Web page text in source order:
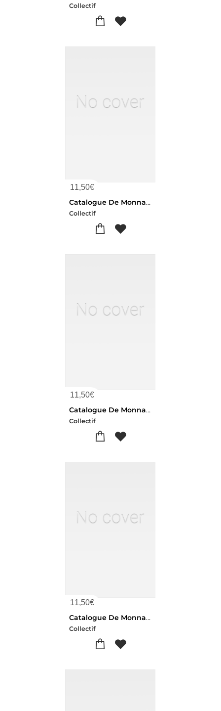
Collectif
11,50€
Catalogue De Monnaies Obsidionales Et De Necessite, Medailles Artistiques Et Historiques
Collectif
11,50€
Catalogue De Monnaies, Monnaies Du Moyen-age, Medailles, Trouvailles De Lahaye
Collectif
11,50€
Catalogue De Monnaies Grecques Et Romaines, Francaises Et Etrangeres. Vente, 12-15 Mai 1926
Collectif